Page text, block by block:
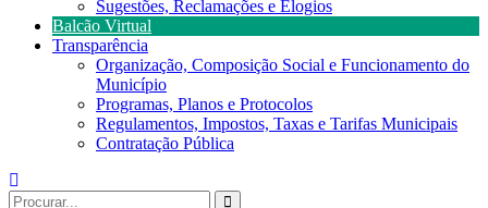
Sugestões, Reclamações e Elogios
Balcão Virtual
Transparência
Organização, Composição Social e Funcionamento do
Município
Programas, Planos e Protocolos
Regulamentos, Impostos, Taxas e Tarifas Municipais
Contratação Pública